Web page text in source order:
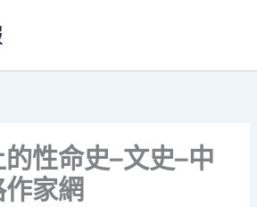
性命史–文史–中
家網